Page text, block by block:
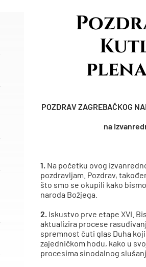
POZDRAV ZAGREBAČKOG
na
1. Na početku ovog
pozdravljam. Pozdrav,
što smo se okupili kako
naroda Božjega.
2. Iskustvo prve etape XVI.
aktualizira procese
spremnost čuti glas Duha
zajedničkom hodu, kako u
procesima sinodalnog